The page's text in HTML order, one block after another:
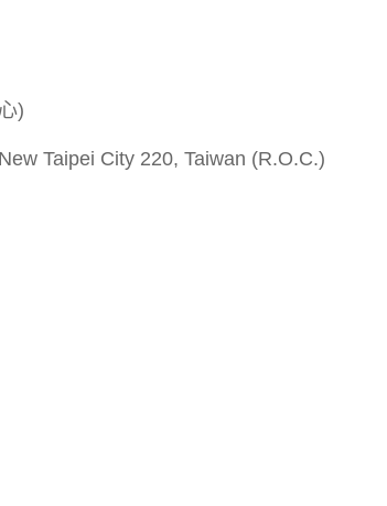
)
Taipei City 220, Taiwan (R.O.C.)